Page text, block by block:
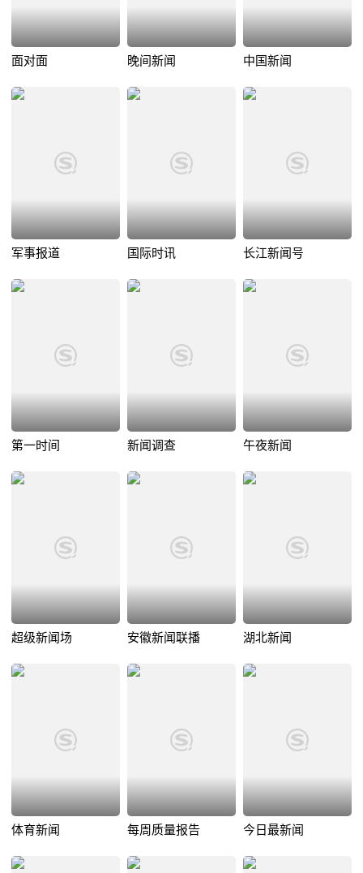
面对面 晚间新闻 中国新闻
军事报道 国际时讯 长江新闻号
第一时间 新闻调查 午夜新闻
超级新闻场 安徽新闻联播 湖北新闻
体育新闻 每周质量报告 今日最新闻